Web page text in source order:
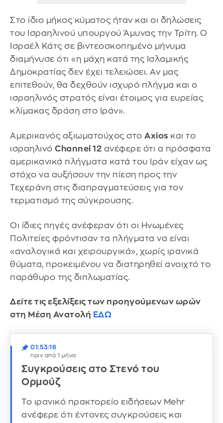
Στο ίδιο μήκος κύματος ήταν και οι δηλώσεις
του Ισραηλινού υπουργού Άμυνας την Τρίτη. Ο
Ισραέλ Κάτς σε βιντεοσκοπημένο μήνυμα
διαμήνυσε ότι «η μάχη κατά της Ισλαμικής
Δημοκρατίας δεν έχει τελειώσει. Αν μας
επιτεθούν, θα δεχθούν ισχυρό πλήγμα και ο
ισραηλινός στρατός είναι έτοιμος για ευρείας
κλίμακας δράση στο Ιράν».
Αμερικανός αξιωματούχος στο Axios και το
ισραηλινό Channel 12 ανέφερε ότι α πρόσφατα
αμερικανικά πλήγματα κατά του Ιράν είχαν ως
στόχο να αυξήσουν την πίεση προς την
Τεχεράνη στις διαπραγματεύσεις για τον
τερματισμό της σύγκρουσης.
Οι ίδιες πηγές ανέφεραν ότι οι Ηνωμένες
Πολιτείες φρόντισαν τα πλήγματα να είναι
«αναλογικά και χειρουργικά», χωρίς ιρανικά
θύματα, προκειμένου να διατηρηθεί ανοιχτό το
παράθυρο της διπλωματίας.
Δείτε τις εξελίξεις των προηγούμενων ωρών
στη Μέση Ανατολή ΕΔΩ
01:53:16
πριν από 1 μήνα
Συγκρούσεις στο Στενό του
Ορμούζ
Το ιρανικό πρακτορείο ειδήσεων Mehr
ανέφερε ότι έντονες συγκρούσεις και